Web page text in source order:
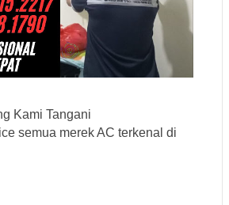
Kami Tangani
semua merek AC terkenal di